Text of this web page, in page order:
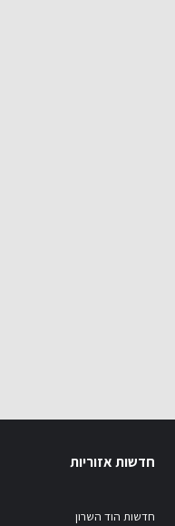
חדשות אזוריות
חדשות הוד השרון